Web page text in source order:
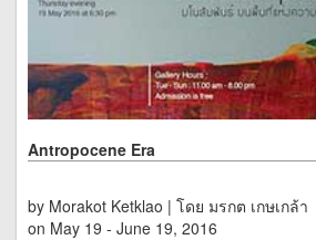
Antropocene Era
by Morakot Ketklao | โดย มรกต เกษเกล้า
on May 19 - June 19, 2016